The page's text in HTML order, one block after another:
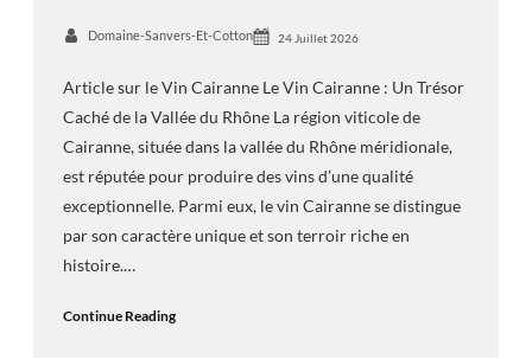
Domaine-Sanvers-Et-Cotton 24 Juillet 2026
Article sur le Vin Cairanne Le Vin Cairanne : Un Trésor
Caché de la Vallée du Rhône La région viticole de
Cairanne, située dans la vallée du Rhône méridionale,
est réputée pour produire des vins d’une qualité
exceptionnelle. Parmi eux, le vin Cairanne se distingue
par son caractère unique et son terroir riche en
histoire.…
Continue Reading